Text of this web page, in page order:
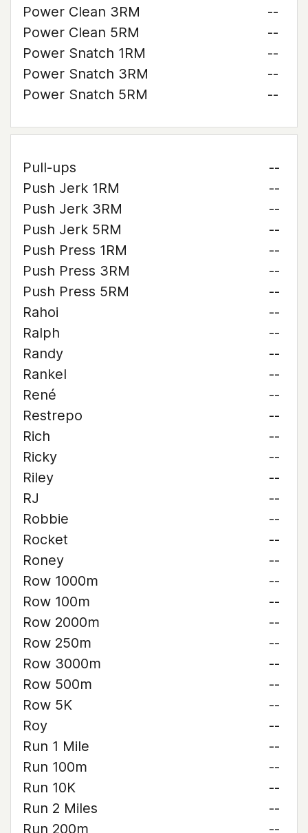
Power Clean 3RM
--
Power Clean 5RM
--
Power Snatch 1RM
--
Power Snatch 3RM
--
Power Snatch 5RM
--
Pull-ups
--
Push Jerk 1RM
--
Push Jerk 3RM
--
Push Jerk 5RM
--
Push Press 1RM
--
Push Press 3RM
--
Push Press 5RM
--
Rahoi
--
Ralph
--
Randy
--
Rankel
--
René
--
Restrepo
--
Rich
--
Ricky
--
Riley
--
RJ
--
Robbie
--
Rocket
--
Roney
--
Row 1000m
--
Row 100m
--
Row 2000m
--
Row 250m
--
Row 3000m
--
Row 500m
--
Row 5K
--
Roy
--
Run 1 Mile
--
Run 100m
--
Run 10K
--
Run 2 Miles
--
Run 200m
--